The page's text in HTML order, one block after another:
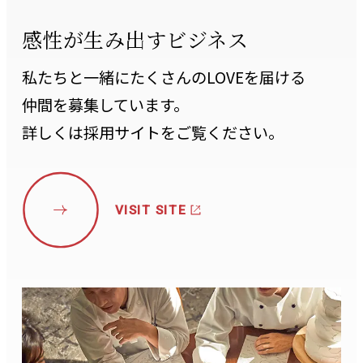
感性が生み出すビジネス
私たちと一緒にたくさんのLOVEを届ける
仲間を募集しています。
詳しくは採用サイトをご覧ください。
VISIT SITE